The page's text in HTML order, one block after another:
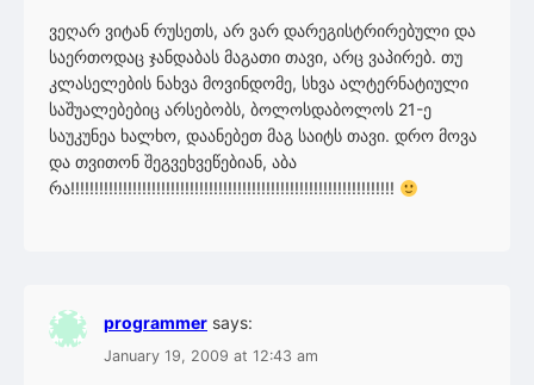
ვეღარ ვიტან რუსეთს, არ ვარ დარეგისტრირებული და
საერთოდაც ჯანდაბას მაგათი თავი, არც ვაპირებ. თუ
კლასელების ნახვა მოვინდომე, სხვა ალტერნატიული
საშუალებებიც არსებობს, ბოლოსდაბოლოს 21-ე
საუკუნეა ხალხო, დაანებეთ მაგ საიტს თავი. დრო მოვა
და თვითონ შეგვეხვეწებიან, აბა
რა!!!!!!!!!!!!!!!!!!!!!!!!!!!!!!!!!!!!!!!!!!!!!!!!!!!!!!!!!!!!!!!!!!!!
programmer says:
January 19, 2009 at 12:43 am